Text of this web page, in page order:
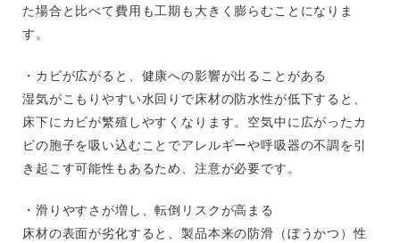
た場合と比べて費用も工期も大きく膨らむことになりま
す。
・カビが広がると、健康への影響が出ることがある
湿気がこもりやすい水回りで床材の防水性が低下すると、
床下にカビが繁殖しやすくなります。空気中に広がったカ
ビの胞子を吸い込むことでアレルギーや呼吸器の不調を引
き起こす可能性もあるため、注意が必要です。
・滑りやすさが増し、転倒リスクが高まる
床材の表面が劣化すると、製品本来の防滑（ぼうかつ）性